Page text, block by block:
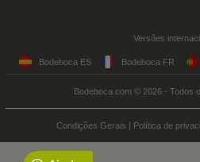
Versões
Bodeboca ES Bodeboca FR
Bodeboca.com © 2026 - Todos
Condições Gerais | Política de